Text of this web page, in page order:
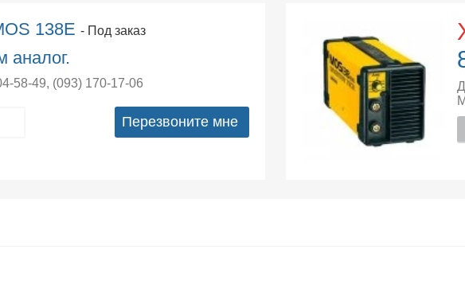
138E- Под заказ
аналог.
58-49, (093) 170-17-06
Перезвоните мне